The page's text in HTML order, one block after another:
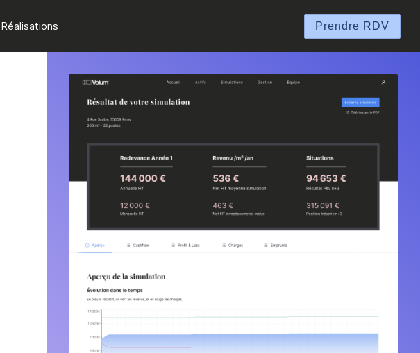
Réalisations Prendre RDV